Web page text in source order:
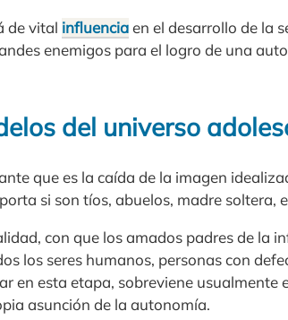
de vital influenciaen el desarrollo de la
enemigos para el logro de una
del universo
que es la caída de la imagen
si son tíos, abuelos, madre soltera,
con que los amados padres de la
los seres humanos, personas con
en esta etapa, sobreviene usualmente
asunción de la autonomía.